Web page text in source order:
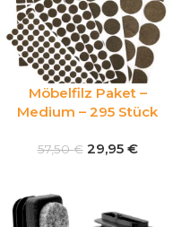
Möbelfilz Paket –
Medium – 295 Stück
57,50€ 29,95 €